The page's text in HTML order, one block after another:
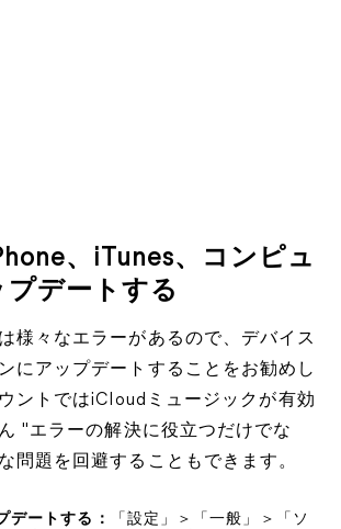
、iTunes、コンピュ
デートする
様々なエラーがあるので、デバイス
にアップデートすることをお勧めし
ントではiCloudミュージックが有効
"エラーの解決に役立つだけでな
問題を回避することもできます。
デートする：
「設定」＞「一般」＞「ソ